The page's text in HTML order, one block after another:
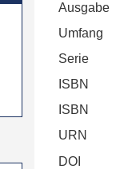
Ausgabe
Umfang
Serie
ISBN
ISBN
URN
DOI